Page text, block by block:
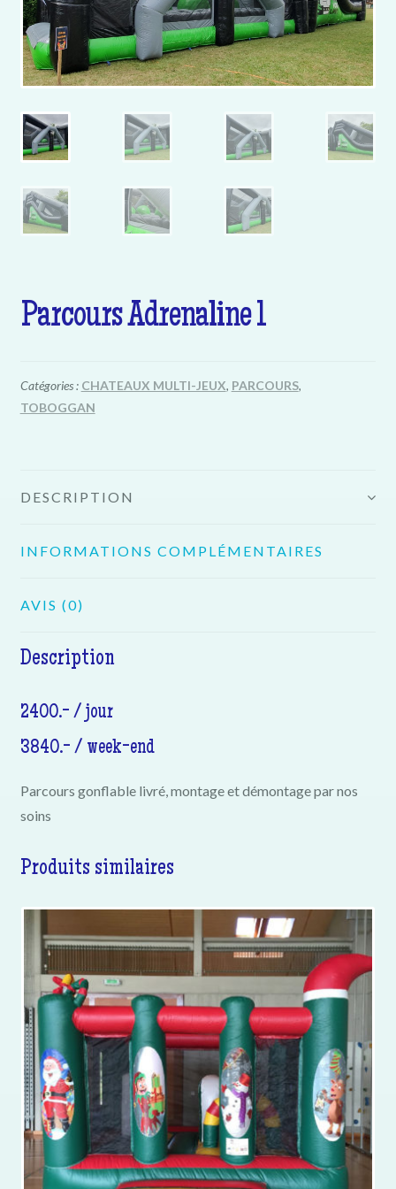
Parcours Adrenaline 1
Catégories : CHATEAUX MULTI-JEUX, PARCOURS,
TOBOGGAN
DESCRIPTION
INFORMATIONS COMPLÉMENTAIRES
AVIS (0)
Description
2400.- / jour
3840.- / week-end
Parcours gonflable livré, montage et démontage par nos
soins
Produits similaires